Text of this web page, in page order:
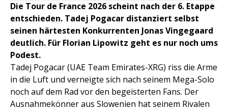
Die Tour de France 2026 scheint nach der 6. Etappe
entschieden. Tadej Pogacar distanziert selbst
seinen härtesten Konkurrenten Jonas Vingegaard
deutlich. Für Florian Lipowitz geht es nur noch ums
Podest.
Tadej Pogacar (UAE Team Emirates-XRG) riss die Arme
in die Luft und verneigte sich nach seinem Mega-Solo
noch auf dem Rad vor den begeisterten Fans. Der
Ausnahmekönner aus Slowenien hat seinem Rivalen